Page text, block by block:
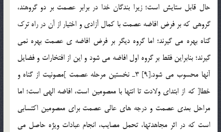
حال قابل ستايش است؛ زيرا بندگان خدا در برابر عصمت بر دو گروهند،
گروهي كه بر فرض افاضه عصمت با كمال آزادي و اختيار از آن در راه ترك
گناه بهره مي گيرند؛ اما گروه ديگر بر فرض افاضه ي عصمت بهره نمي
گيرند؛ بنابراين فقط بر گروه اول افاضه مي شود و اين از افتخارات و فضايل
آنها محسوب مي شود.[9] 3ـ نخستين مرحله عصمت ]مصونيت از گناه و
خطا[ كه از ابتداي ولادت تا انتها با معصومين است، افاضه الهي است؛ اما
مراحل بعدي عصمت و درجه هاي عالي عصمت براي معصومين اكتسابي
است كه در اثر مجاهدتها، تحمل مصايب، انجام عبادات ويژه حاصل مي